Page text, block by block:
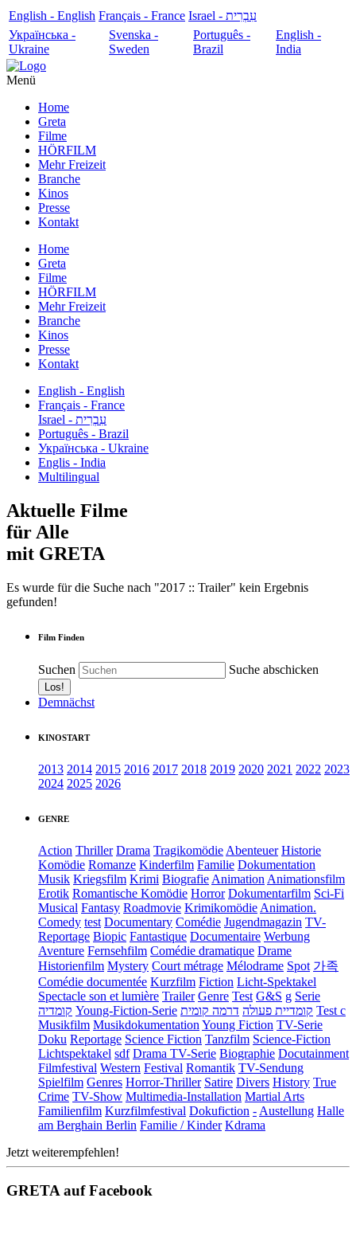
English - English Français - France
עִבְרִית - Israel
Українська -
Ukraine
Svenska -
Sweden
Português -
Brazil
English -
India
Menü
Home
Greta
Filme
HÖRFILM
Mehr Freizeit
Branche
Kinos
Presse
Kontakt
Home
Greta
Filme
HÖRFILM
Mehr Freizeit
Branche
Kinos
Presse
Kontakt
English - English
Français - France
עִבְרִית - Israel
Português - Brazil
Українська - Ukraine
Englis - India
Multilingual
Aktuelle Filme
für Alle
mit GRETA
Es wurde für die Suche nach "2017 :: Trailer" kein Ergebnis
gefunden!
Film Finden
Suchen Suche abschicken
Demnächst
KINOSTART
2013 2014 2015 2016 2017 2018 2019 2020 2021 2022 2023
2024 2025 2026
GENRE
Action Thriller Drama Tragikomödie Abenteuer Historie
Komödie Romanze Kinderfilm Familie Dokumentation
Musik Kriegsfilm Krimi Biografie Animation Animationsfilm
Erotik Romantische Komödie Horror Dokumentarfilm Sci-Fi
Musical Fantasy Roadmovie Krimikomödie Animation.
Comedy test Documentary Comédie Jugendmagazin TV-
Reportage Biopic Fantastique Documentaire Werbung
Aventure Fernsehfilm Comédie dramatique Drame
Historienfilm Mystery Court métrage Mélodrame Spot 가족
Comédie documentée Kurzfilm Fiction Licht-Spektakel
Spectacle son et lumière Trailer Genre Test G&S g Serie
קומדיה Young-Fiction-Serie קומדיית פעולה דרמה קומית
Test c
Musikfilm Musikdokumentation Young Fiction TV-Serie
Doku Reportage Science Fiction Tanzfilm Science-Fiction
Lichtspektakel sdf Drama TV-Serie Biographie Docutainment
Filmfestival Western Festival Romantik TV-Sendung
Spielfilm Genres Horror-Thriller Satire Divers History True
Crime TV-Show Multimedia-Installation Martial Arts
Familienfilm Kurzfilmfestival Dokufiction - Austellung Halle
am Berghain Berlin Familie / Kinder Kdrama
Jetzt weiterempfehlen!
GRETA auf Facebook